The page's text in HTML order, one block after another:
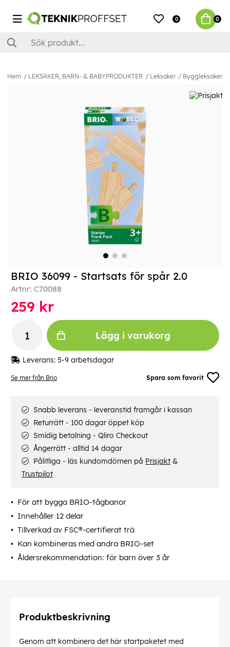
0 0
Hem LEKSAKER, BARN- & BABYPRODUKTER Leksaker Byggleksaker
Se mer från Brio Spara som favorit
BRIO 36099 - Startsats för spår 2.0
Artnr: C70088
För att bygga BRIO-tågbanor
Innehåller 12 delar
Tillverkad av FSC®-certifierat trä
Kan kombineras med andra BRIO-set
Åldersrekommendation: för barn över 3 år
259 kr
Lägg i varukorg
Leverans: 5-9 arbetsdagar
Snabb leverans - leveranstid framgår i kassan
Returrätt - 100 dagar öppet köp
Smidig betalning - Qliro Checkout
Ångerrätt - alltid 14 dagar
Pålitliga - läs kundomdömen på Prisjakt &
Trustpilot
Produktbeskrivning
Genom att kombinera det här startpaketet med